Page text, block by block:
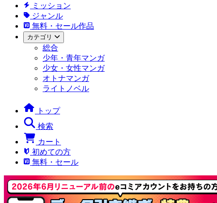
ミッション
ジャンル
無料・セール作品
カテゴリ
総合
少年・青年マンガ
少女・女性マンガ
オトナマンガ
ライトノベル
トップ
検索
カート
初めての方
無料・セール